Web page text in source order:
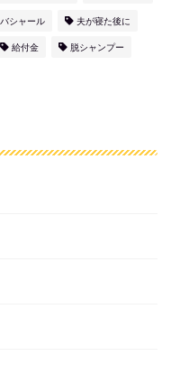
バシャール 夫が寝た後に
給付金 脱シャンプー